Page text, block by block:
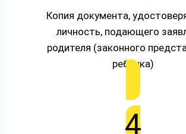
Копия документа,
личность, подающего
родителя (законного
ребенка)
4